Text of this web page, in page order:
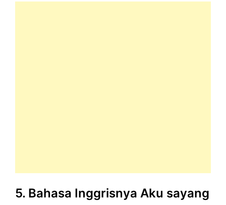
5. Bahasa Inggrisnya Aku sayang